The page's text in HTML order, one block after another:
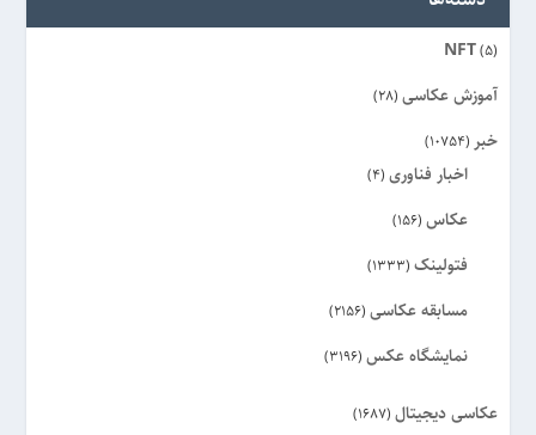
NFT(5)
آموزش عکاسی (28)
خبر (10754)
اخبار فناوری (4)
عکاس (156)
فتولینک (1333)
مسابقه عکاسی (2156)
نمایشگاه عکس (3196)
عکاسی دیجیتال (1687)